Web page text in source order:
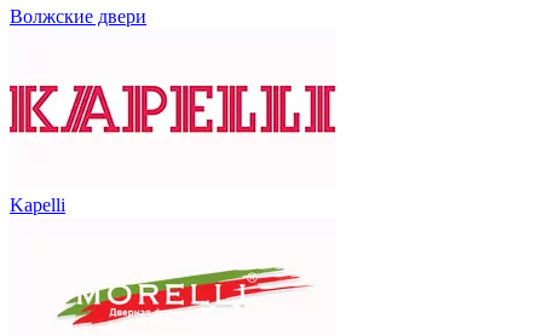
Волжские двери
Kapelli